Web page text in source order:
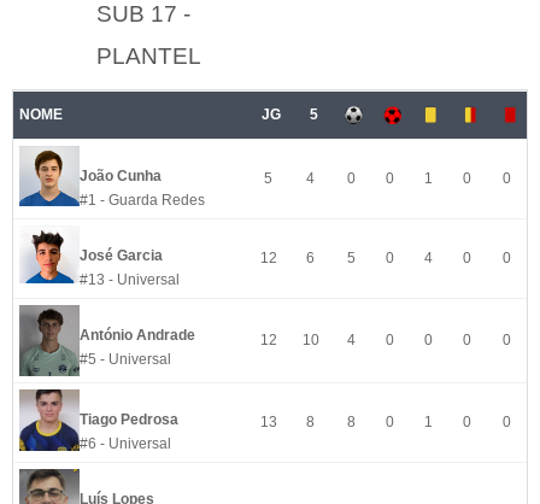
SUB 17 -
PLANTEL
NOME JG 5
João Cunha
#1 - Guarda Redes
5 4 0 0 1 0 0
José Garcia
#13 - Universal
12 6 5 0 4 0 0
António Andrade
#5 - Universal
12 10 4 0 0 0 0
Tiago Pedrosa
#6 - Universal
13 8 8 0 1 0 0
Luís Lopes